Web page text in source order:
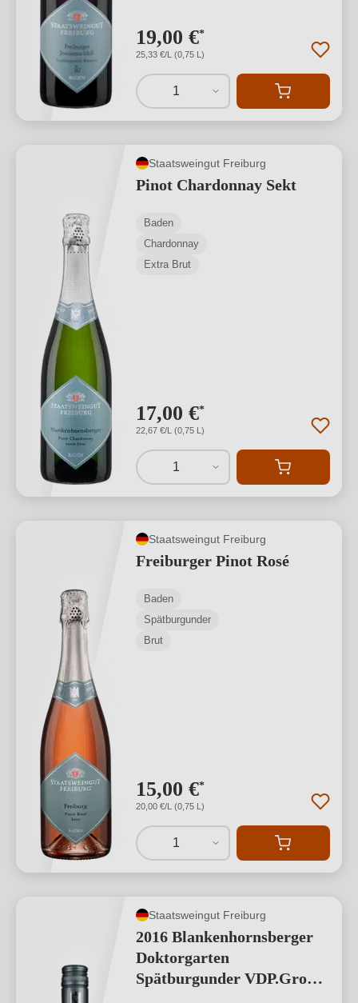
19,00 €*
25,33 €/L (0,75 L)
1
Staatsweingut Freiburg
Pinot Chardonnay Sekt
Baden
Chardonnay
Extra Brut
17,00 €*
22,67 €/L (0,75 L)
1
Staatsweingut Freiburg
Freiburger Pinot Rosé
Baden
Spätburgunder
Brut
15,00 €*
20,00 €/L (0,75 L)
1
Staatsweingut Freiburg
2016 Blankenhornsberger
Doktorgarten
Spätburgunder VDP.Großes